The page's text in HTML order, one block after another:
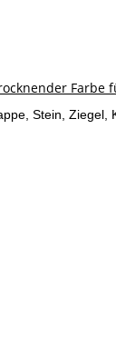
Farbe
Stein, Ziegel,